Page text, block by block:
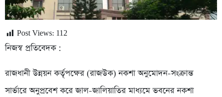
Post Views: 112
নিজস্ব প্রতিবেদক :
রাজধানী উন্নয়ন কর্তৃপক্ষের (রাজউক) নকশা অনুমোদন-সংক্রান্ত
সার্ভারে অনুপ্রবেশ করে জাল-জালিয়াতির মাধ্যমে ভবনের নকশা